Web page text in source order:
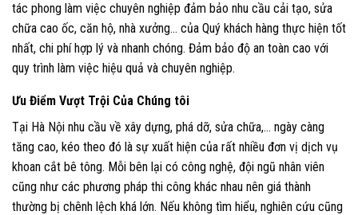
tác phong làm việc chuyên nghiệp đảm bảo nhu cầu cải tạo, sửa
chữa cao ốc, căn hộ, nhà xưởng… của Quý khách hàng thực hiện tốt
nhất, chi phí hợp lý và nhanh chóng. Đảm bảo độ an toàn cao với
quy trình làm việc hiệu quả và chuyên nghiệp.
Ưu Điểm Vượt Trội Của Chúng tôi
Tại Hà Nội nhu cầu về xây dựng, phá dỡ, sửa chữa,… ngày càng
tăng cao, kéo theo đó là sự xuất hiện của rất nhiều đơn vị dịch vụ
khoan cắt bê tông. Mỗi bên lại có công nghệ, đội ngũ nhân viên
cũng như các phương pháp thi công khác nhau nên giá thành
thường bị chênh lệch khá lớn. Nếu không tìm hiểu, nghiên cứu cũng